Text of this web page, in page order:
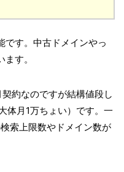
です。中古ドメインやっ
す。
約なのですが結構値段し
体月1万ちょい）です。一
索上限数やドメイン数が